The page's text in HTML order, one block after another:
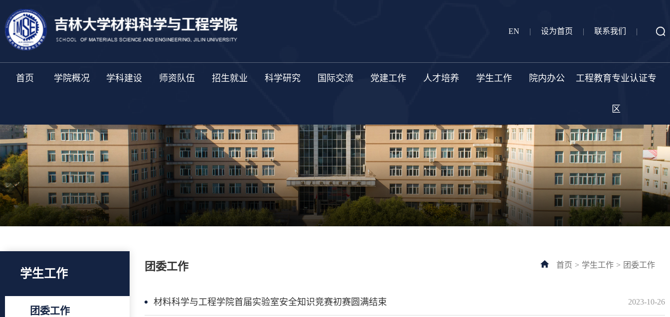
EN | 设为首页 | 联系我们 |
首页 学院概况 学科建设 师资队伍 招生就业 科学研究 国际交流 党建工作 人才培养 学生工作 院内办公 工程教育专业认证专
区
学生工作
团委工作
团委工作 首页 > 学生工作 > 团委工作
2023-10-26
材料科学与工程学院首届实验室安全知识竞赛初赛圆满结束